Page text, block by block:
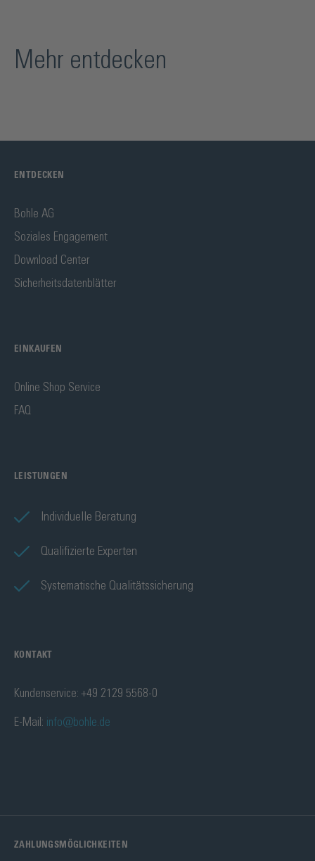
Mehr entdecken
ENTDECKEN
Bohle AG
Soziales Engagement
Download Center
Sicherheitsdatenblätter
EINKAUFEN
Online Shop Service
FAQ
LEISTUNGEN
Individuelle Beratung
Qualifizierte Experten
Systematische Qualitätssicherung
KONTAKT
Kundenservice: +49 2129 5568-0
E-Mail: info@bohle.de
ZAHLUNGSMÖGLICHKEITEN